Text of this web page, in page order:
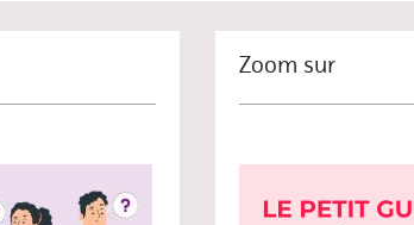
Zoom sur